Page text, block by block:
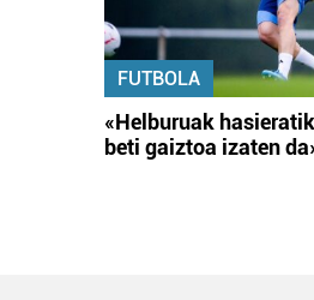
FUTBOLA
«Helburuak
beti gaiztoa izaten